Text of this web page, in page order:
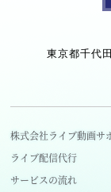
東京都千代
株式会社ライブ動画サ
ライブ配信代行
サービスの流れ